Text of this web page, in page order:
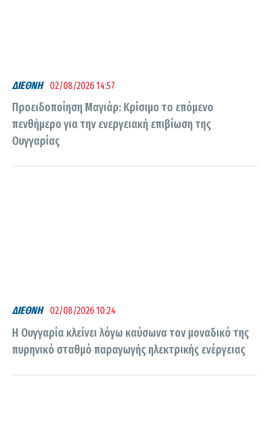
ΔΙΕΘΝΗ 02/08/2026 14:57
Προειδοποίηση Μαγιάρ: Κρίσιμο το επόμενο
πενθήμερο για την ενεργειακή επιβίωση της
Ουγγαρίας
ΔΙΕΘΝΗ 02/08/2026 10:24
Η Ουγγαρία κλείνει λόγω καύσωνα τον μοναδικό της
πυρηνικό σταθμό παραγωγής ηλεκτρικής ενέργειας